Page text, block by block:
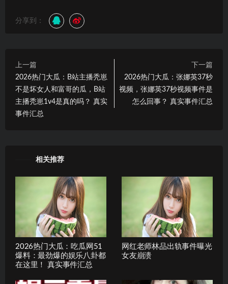
分享到：
上一篇
2026热门大瓜：B站主播秃崽
不是坏女人和富哥的瓜，B站
主播秃崽1v4是真的吗？ 真实
事件汇总
下一篇
2026热门大瓜：张娜英37秒
视频，张娜英37秒视频事件是
怎么回事？ 真实事件汇总
相关推荐
2026热门大瓜：吃瓜网51
爆料：最劲爆的娱乐八卦都
在这里！ 真实事件汇总
网红老师林品出轨事件曝光
女友崩溃